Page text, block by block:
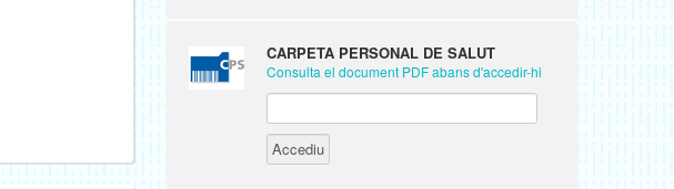
CARPETA PERSONAL DE SALUT
Consulta el document PDF abans d'accedir-hi